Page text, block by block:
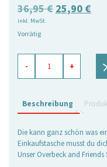
36,95€
36,95 €
25,90 €
inkl. MwSt.
Vorrätig
Shopper
Crazy
türkis
Menge
- +
Beschreibung
Die kann ganz schön was
Einkaufstasche musst du
Unser Overbeck and Friends